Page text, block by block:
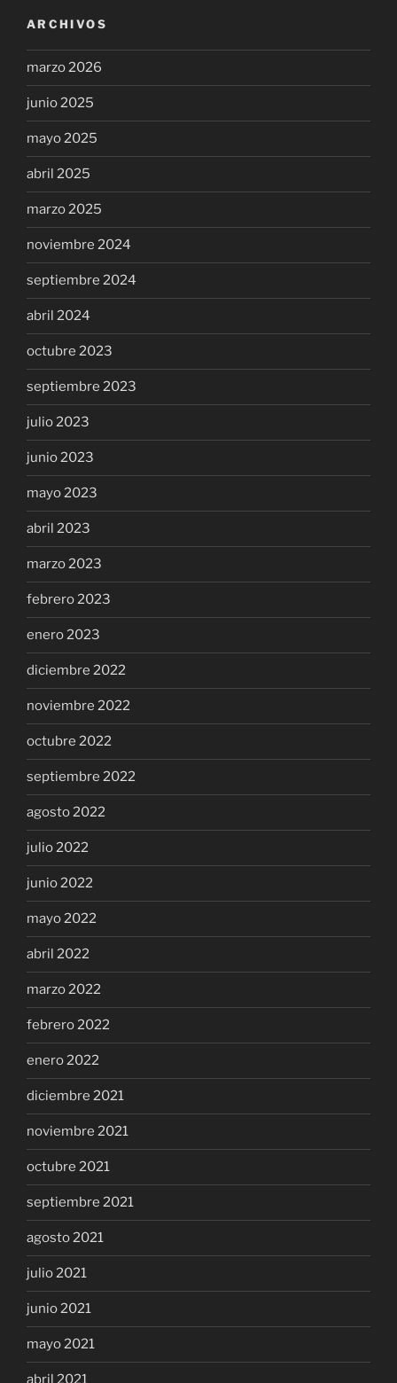
ARCHIVOS
marzo 2026
junio 2025
mayo 2025
abril 2025
marzo 2025
noviembre 2024
septiembre 2024
abril 2024
octubre 2023
septiembre 2023
julio 2023
junio 2023
mayo 2023
abril 2023
marzo 2023
febrero 2023
enero 2023
diciembre 2022
noviembre 2022
octubre 2022
septiembre 2022
agosto 2022
julio 2022
junio 2022
mayo 2022
abril 2022
marzo 2022
febrero 2022
enero 2022
diciembre 2021
noviembre 2021
octubre 2021
septiembre 2021
agosto 2021
julio 2021
junio 2021
mayo 2021
abril 2021